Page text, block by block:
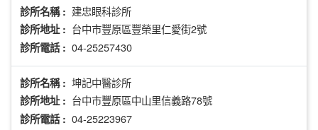
診所名稱 : 建忠眼科診所
診所地址 : 台中市豐原區豐榮里仁愛街2號
診所電話 : 04-25257430
診所名稱 : 坤記中醫診所
診所地址 : 台中市豐原區中山里信義路78號
診所電話 : 04-25223967